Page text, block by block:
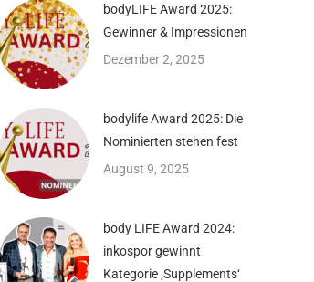
bodyLIFE Award 2025:
Gewinner & Impressionen
Dezember 2, 2025
bodylife Award 2025: Die
Nominierten stehen fest
August 9, 2025
body LIFE Award 2024:
inkospor gewinnt
Kategorie ‚Supplements‘